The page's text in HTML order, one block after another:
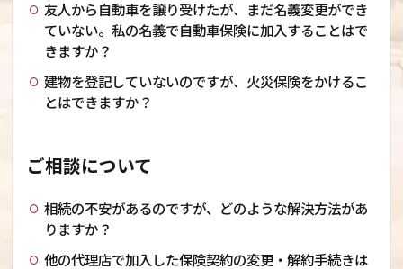
友人から自動車を譲り受けたが、まだ名義変更ができ
ていない。私の名義で自動車保険に加入することはで
きますか？
建物を登記していないのですが、火災保険をかけるこ
とはできますか？
ご相談について
相続の不安があるのですが、どのような解決方法があ
りますか？
他の代理店で加入した保険契約の変更・解約手続きは